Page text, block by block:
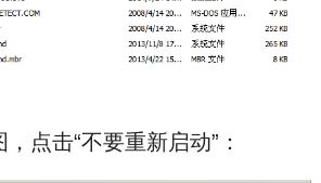
点击“不要重新启动”：